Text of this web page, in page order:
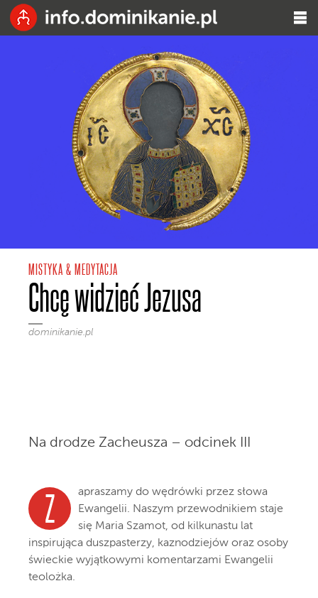
MISTYKA & MEDYTACJA
Chcę widzieć Jezusa
dominikanie.pl
Na drodze Zacheusza – odcinek III
Z
apraszamy do wędrówki przez słowa
Ewangelii. Naszym przewodnikiem staje
się Maria Szamot, od kilkunastu lat
inspirująca duszpasterzy, kaznodziejów oraz osoby
świeckie wyjątkowymi komentarzami Ewangelii
teolożka.